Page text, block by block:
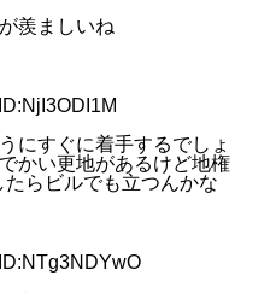
羨ましいね
ID:NjI3ODI1M
にすぐに着手するでしょ
かい更地があるけど地権
らビルでも立つんかな
ID:NTg3NDYwO